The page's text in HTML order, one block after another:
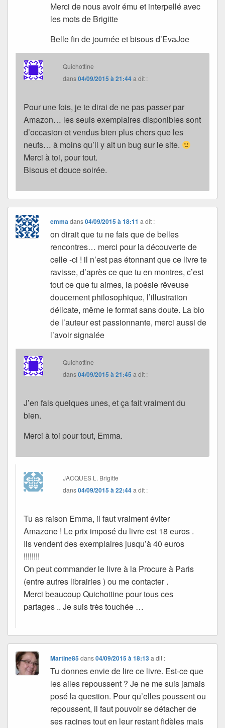
Merci de nous avoir ému et interpellé avec
les mots de Brigitte
Belle fin de journée et bisous d’EvaJoe
Quichottine
dans04/09/2015 à 21:44a dit :
Pour une fois, je te dirai de ne pas passer par
Amazon… les seuls exemplaires disponibles sont
d’occasion et vendus bien plus chers que les
neufs… à moins qu’il y ait un bug sur le site.
Merci à toi, pour tout.
Bisous et douce soirée.
emmadans04/09/2015 à 18:11 a dit :
on dirait que tu ne fais que de belles
rencontres… merci pour la découverte de
celle -ci ! il n’est pas étonnant que ce livre te
ravisse, d’après ce que tu en montres, c’est
tout ce que tu aimes, la poésie rêveuse
doucement philosophique, l’illustration
délicate, même le format sans doute. La bio
de l’auteur est passionnante, merci aussi de
l’avoir signalée
Quichottine
dans04/09/2015 à 21:45 a dit :
J’en fais quelques unes, et ça fait vraiment du
bien.
Merci à toi pour tout, Emma.
JACQUES L. Brigitte
dans04/09/2015 à 22:44a dit :
Tu as raison Emma, il faut vraiment éviter
Amazone ! Le prix imposé du livre est 18 euros .
Ils vendent des exemplaires jusqu’à 40 euros
!!!!!!!!
On peut commander le livre à la Procure à Paris
(entre autres librairies ) ou me contacter .
Merci beaucoup Quichottine pour tous ces
partages .. Je suis très touchée …
Martine85dans04/09/2015 à 18:13 a dit :
Tu donnes envie de lire ce livre. Est-ce que
les ailes repoussent ? Je ne me suis jamais
posé la question. Pour qu’elles poussent ou
repoussent, il faut pouvoir se détacher de
ses racines tout en leur restant fidèles mais